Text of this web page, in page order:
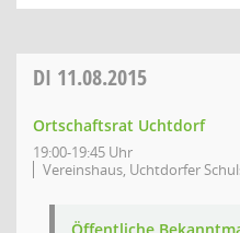
DI 11.08.2015
Ortschaftsrat Uchtdorf
19:00-19:45 Uhr
Vereinshaus, Uchtdorfer